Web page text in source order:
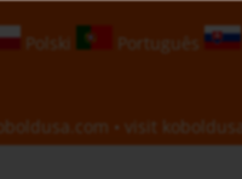
Polski Português
• visit